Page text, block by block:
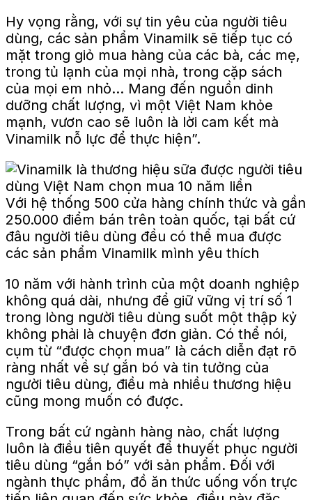
Hy vọng rằng, với sự tin yêu của người tiêu
dùng, các sản phẩm Vinamilk sẽ tiếp tục có
mặt trong giỏ mua hàng của các bà, các mẹ,
trong tủ lạnh của mọi nhà, trong cặp sách
của mọi em nhỏ… Mang đến nguồn dinh
dưỡng chất lượng, vì một Việt Nam khỏe
mạnh, vươn cao sẽ luôn là lời cam kết mà
Vinamilk nỗ lực để thực hiện”.
Với hệ thống 500 cửa hàng chính thức và gần
250.000 điểm bán trên toàn quốc, tại bất cứ
đâu người tiêu dùng đều có thể mua được
các sản phẩm Vinamilk mình yêu thích
10 năm với hành trình của một doanh nghiệp
không quá dài, nhưng để giữ vững vị trí số 1
trong lòng người tiêu dùng suốt một thập kỷ
không phải là chuyện đơn giản. Có thể nói,
cụm từ “được chọn mua” là cách diễn đạt rõ
ràng nhất về sự gắn bó và tin tưởng của
người tiêu dùng, điều mà nhiều thương hiệu
cũng mong muốn có được.
Trong bất cứ ngành hàng nào, chất lượng
luôn là điều tiên quyết để thuyết phục người
tiêu dùng “gắn bó” với sản phẩm. Đối với
ngành thực phẩm, đồ ăn thức uống vốn trực